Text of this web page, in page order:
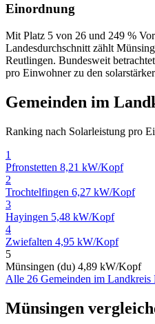
Einordnung
Mit Platz 5 von 26 und 249 %
Landesdurchschnitt zählt
Reutlingen. Bundesweit
pro Einwohner zu den
Gemeinden im
Ranking nach Solarleistung pro
1
Pfronstetten 8,21 kW/Kopf
2
Trochtelfingen 6,27 kW/Kopf
3
Hayingen 5,48 kW/Kopf
4
Zwiefalten 4,95 kW/Kopf
5
Münsingen (du) 4,89 kW/Kopf
Alle 26 Gemeinden im
Münsingen